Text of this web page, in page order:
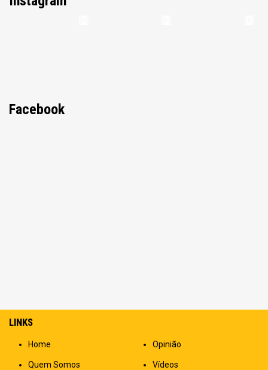
Facebook
LINKS
Home
Quem Somos
Opinião
Vídeos